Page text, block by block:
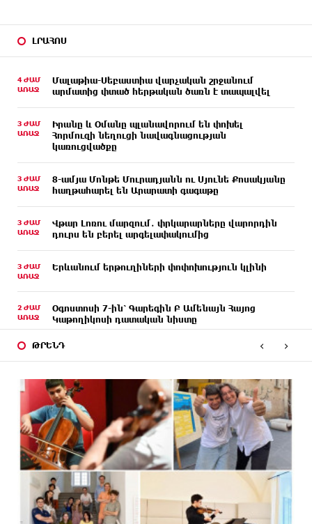
ԼՐԱՀՈՍ
4 ԺԱՄ
ԱՌԱՋ
Մալաթիա-Սեբաստիա վարչական շրջանում
արմատից փտած հերթական ծառն է տապալվել
3 ԺԱՄ
ԱՌԱՋ
Իրանը և Օմանը պլանավորում են փոխել
Հորմուզի նեղուցի նավագնացության
կառուցվածքը
3 ԺԱՄ
ԱՌԱՋ
8-ամյա Մոնթե Մուրադյանն ու Սյունե Քոսակյանը
հաղթահարել են Արարատի գագաթը
3 ԺԱՄ
ԱՌԱՋ
Վթար Լոռու մարզում․ փրկարարները վարորդին
դուրս են բերել արգելափակումից
3 ԺԱՄ
ԱՌԱՋ
Երևանում երթուղիների փոփոխություն կլինի
2 ԺԱՄ
ԱՌԱՋ
Օգոստոսի 7-ին՝ Գարեգին Բ Ամենայն Հայոց
Կաթողիկոսի դատական նիստը
2 ԺԱՄ
ԱՌԱՋ
ՆԳՆ-ն՝ աղբակույտի տակ մնացած քաղաքացու
մահվան մասին
2 ԺԱՄ
«Համահայկական ճակատ» շարժումը
զորակցություն է հայտնում Ամենայն Հայոց
Կաթողիկոսին
2 ԺԱՄ
ԱՌԱՋ
Ավտովթար՝ Կոտայքի մարզում. Զովունի-Եղվարդ
ճանապարհին բախվել են «Alfa Romeo»-ն
և «Opel»-ը. կա վիրավոր
ՄԵԿ ԺԱՄ
ԱՌԱՋ
Արժևորվում է Շիրակի երգիծական
բանահյուսությունը
ԹՐԵՆԴ ‹ ›